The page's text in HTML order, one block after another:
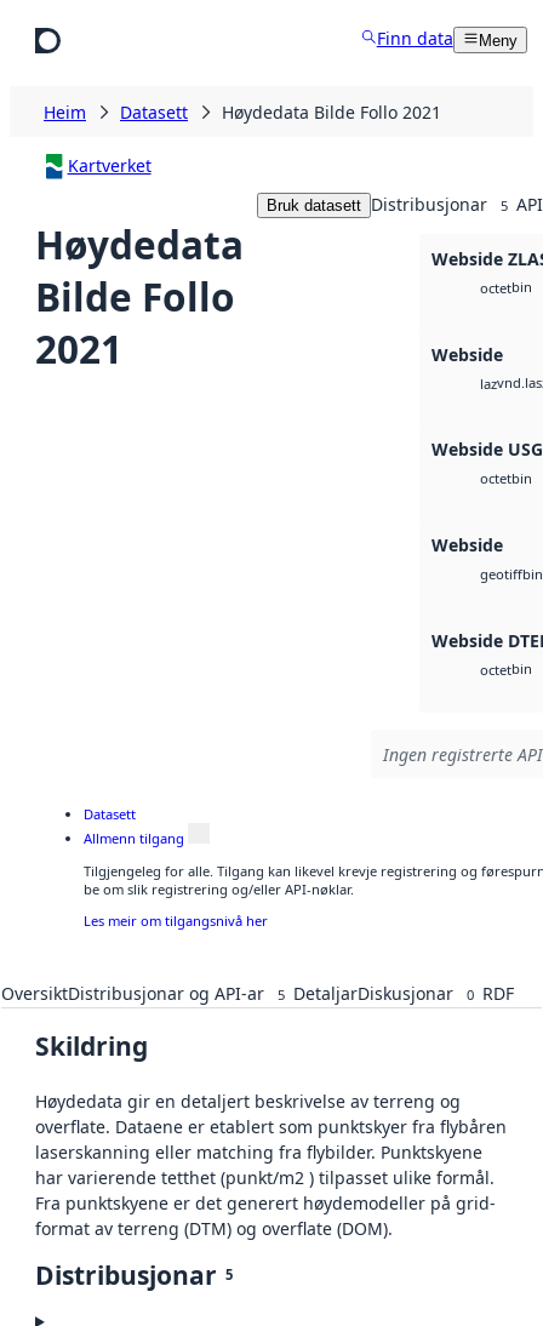
Finn data Meny
Heim Datasett Høydedata Bilde Follo 2021
Kartverket
Høydedata
Bilde Follo
2021
Bruk datasett Distribusjonar 5
Webside
octetbin
Webside
laz
Webside
octetbin
Webside
geotiffbin
Webside
octetbin
Ingen registrerte
Datasett
Allmenn tilgang
Tilgjengeleg for alle. Tilgang kan likevel krevje registrering og
be om slik registrering og/eller API-nøklar.
Les meir om tilgangsnivå her
OversiktDistribusjonar og API-ar 5 DetaljarDiskusjonar 0 RDF
Skildring
Høydedata gir en detaljert beskrivelse av terreng og
overflate. Dataene er etablert som punktskyer fra flybåren
laserskanning eller matching fra flybilder. Punktskyene
har varierende tetthet (punkt/m2 ) tilpasset ulike formål.
Fra punktskyene er det generert høydemodeller på grid-
format av terreng (DTM) og overflate (DOM).
Distribusjonar 5